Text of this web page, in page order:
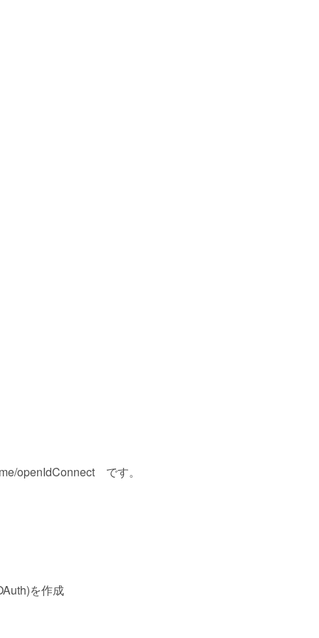
openIdConnect です。
を作成